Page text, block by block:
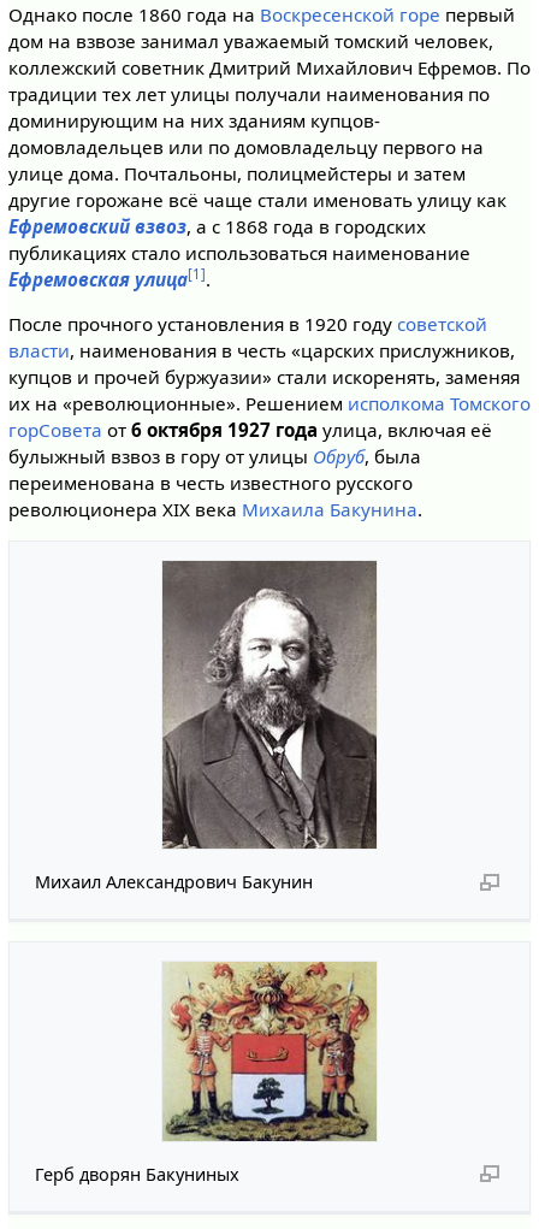
Однако после 1860 года на Воскресенской горе первый
дом на взвозе занимал уважаемый томский человек,
коллежский советник Дмитрий Михайлович Ефремов. По
традиции тех лет улицы получали наименования по
доминирующим на них зданиям купцов-
домовладельцев или по домовладельцу первого на
улице дома. Почтальоны, полицмейстеры и затем
другие горожане всё чаще стали именовать улицу как
Ефремовский взвоз, а с 1868 года в городских
публикациях стало использоваться наименование
Ефремовская улица[1].
После прочного установления в 1920 году советской
власти, наименования в честь «царских прислужников,
купцов и прочей буржуазии» стали искоренять, заменяя
их на «революционные». Решением исполкома Томского
горСовета от 6 октября 1927 года улица, включая её
булыжный взвоз в гору от улицы Обруб, была
переименована в честь известного русского
революционера XIX века Михаила Бакунина.
Михаил Александрович Бакунин
Герб дворян Бакуниных